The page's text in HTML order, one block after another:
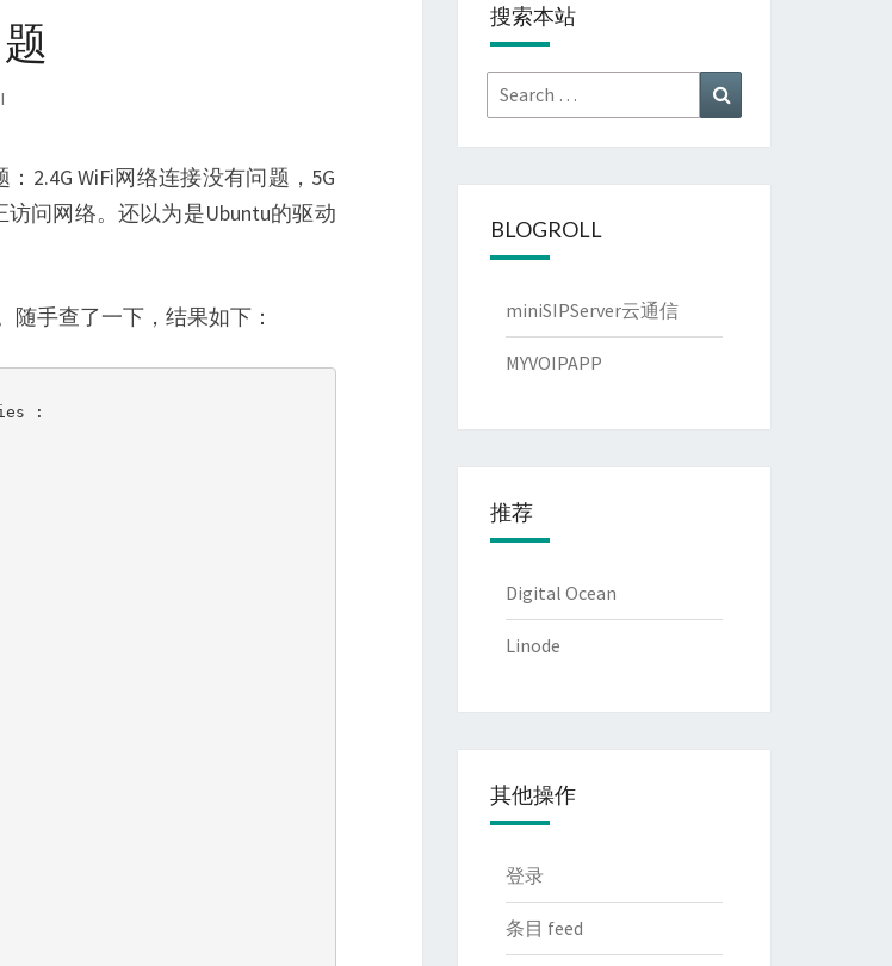
2.4G WiFi网络连接没有问题，5G
问网络。还以为是Ubuntu的驱动
随手查了一下，结果如下：
:
搜索本站
Search
for:
BLOGROLL
miniSIPServer云通信
MYVOIPAPP
推荐
Digital Ocean
Linode
其他操作
登录
条目 feed